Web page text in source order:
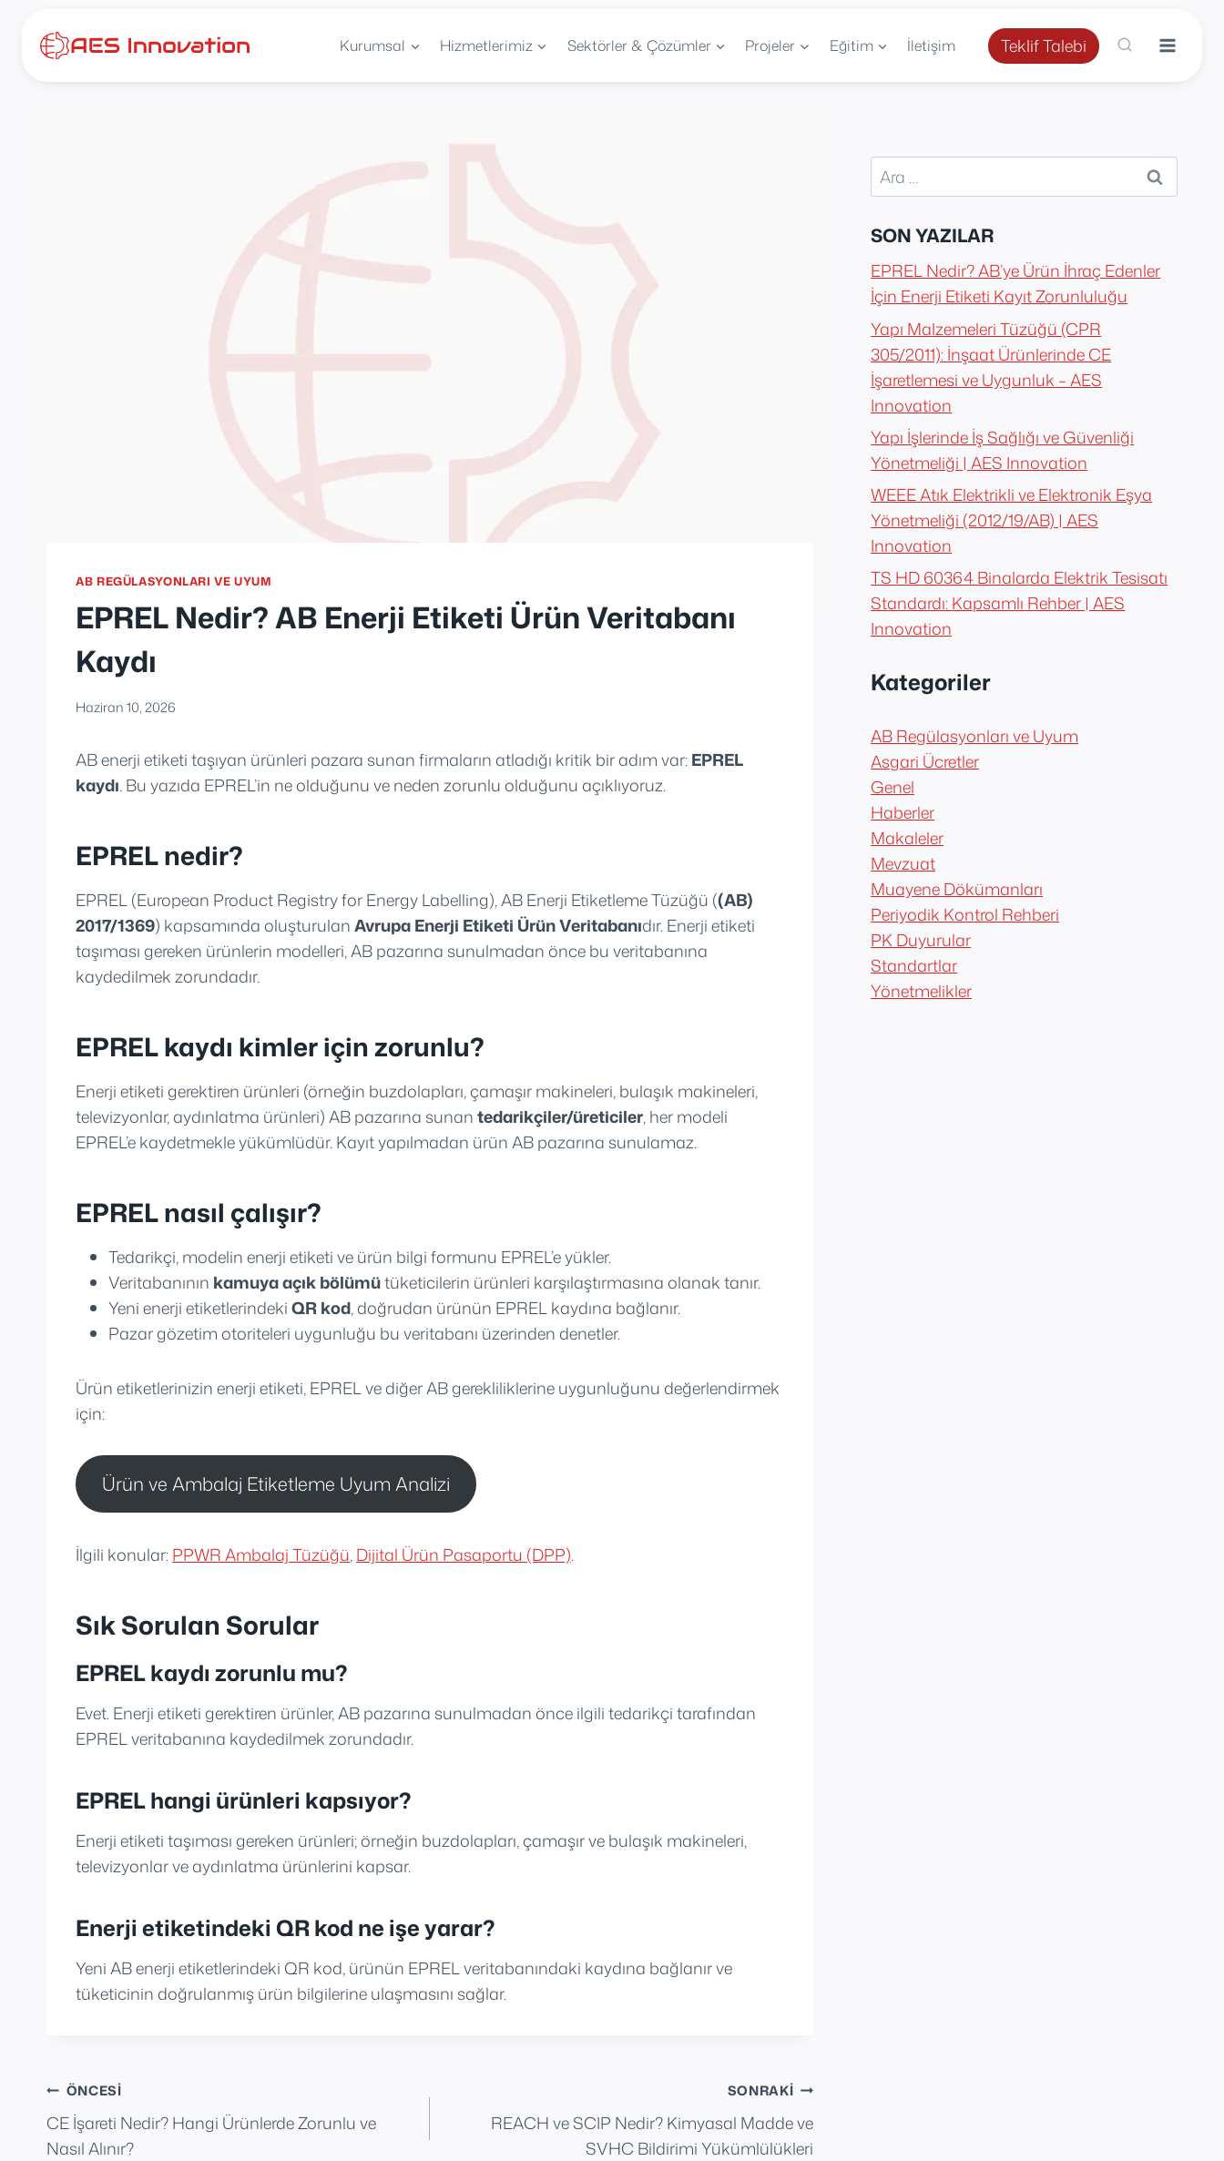
Kurumsal Hizmetlerimiz Sektörler & Çözümler Projeler Eğitim İletişim Teklif Talebi
AB REGÜLASYONLARI VE UYUM
EPREL Nedir? AB Enerji Etiketi Ürün Veritabanı
Kaydı
Haziran 10, 2026
AB enerji etiketi taşıyan ürünleri pazara sunan firmaların atladığı kritik bir adım var:EPREL
kaydı. Bu yazıda EPREL’in ne olduğunu ve neden zorunlu olduğunu açıklıyoruz.
EPREL nedir?
EPREL (European Product Registry for Energy Labelling), AB Enerji Etiketleme Tüzüğü ((AB)
2017/1369) kapsamında oluşturulanAvrupa Enerji Etiketi Ürün Veritabanıdır. Enerji etiketi
taşıması gereken ürünlerin modelleri, AB pazarına sunulmadan önce bu veritabanına
kaydedilmek zorundadır.
EPREL kaydı kimler için zorunlu?
Enerji etiketi gerektiren ürünleri (örneğin buzdolapları, çamaşır makineleri, bulaşık makineleri,
televizyonlar, aydınlatma ürünleri) AB pazarına sunantedarikçiler/üreticiler, her modeli
EPREL’e kaydetmekle yükümlüdür. Kayıt yapılmadan ürün AB pazarına sunulamaz.
EPREL nasıl çalışır?
Tedarikçi, modelin enerji etiketi ve ürün bilgi formunu EPREL’e yükler.
Veritabanının kamuya açık bölümütüketicilerin ürünleri karşılaştırmasına olanak tanır.
Yeni enerji etiketlerindekiQR kod, doğrudan ürünün EPREL kaydına bağlanır.
Pazar gözetim otoriteleri uygunluğu bu veritabanı üzerinden denetler.
Ürün etiketlerinizin enerji etiketi, EPREL ve diğer AB gerekliliklerine uygunluğunu değerlendirmek
için:
Ürün ve Ambalaj Etiketleme Uyum Analizi
İlgili konular:PPWR Ambalaj Tüzüğü,Dijital Ürün Pasaportu (DPP).
Sık Sorulan Sorular
EPREL kaydı zorunlu mu?
Evet. Enerji etiketi gerektiren ürünler, AB pazarına sunulmadan önce ilgili tedarikçi tarafından
EPREL veritabanına kaydedilmek zorundadır.
EPREL hangi ürünleri kapsıyor?
Enerji etiketi taşıması gereken ürünleri; örneğin buzdolapları, çamaşır ve bulaşık makineleri,
televizyonlar ve aydınlatma ürünlerini kapsar.
Enerji etiketindeki QR kod ne işe yarar?
Yeni AB enerji etiketlerindeki QR kod, ürünün EPREL veritabanındaki kaydına bağlanır ve
tüketicinin doğrulanmış ürün bilgilerine ulaşmasını sağlar.
Yazı
gezinmesi
ÖNCESI
CE İşareti Nedir? Hangi Ürünlerde Zorunlu ve
Nasıl Alınır?
SONRAKI
REACH ve SCIP Nedir? Kimyasal Madde ve
SVHC Bildirimi Yükümlülükleri
Arama:
SON YAZILAR
EPREL Nedir? AB’ye Ürün İhraç Edenler
İçin Enerji Etiketi Kayıt Zorunluluğu
Yapı Malzemeleri Tüzüğü (CPR
305/2011): İnşaat Ürünlerinde CE
İşaretlemesi ve Uygunluk – AES
Innovation
Yapı İşlerinde İş Sağlığı ve Güvenliği
Yönetmeliği | AES Innovation
WEEE Atık Elektrikli ve Elektronik Eşya
Yönetmeliği (2012/19/AB) | AES
Innovation
TS HD 60364 Binalarda Elektrik Tesisatı
Standardı: Kapsamlı Rehber | AES
Innovation
Kategoriler
AB Regülasyonları ve Uyum
Asgari Ücretler
Genel
Haberler
Makaleler
Mevzuat
Muayene Dökümanları
Periyodik Kontrol Rehberi
PK Duyurular
Standartlar
Yönetmelikler